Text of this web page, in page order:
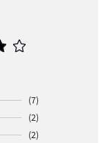
(7)
(2)
(2)